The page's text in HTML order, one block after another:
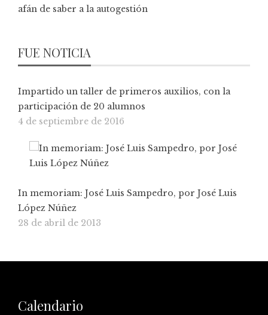
afán de saber a la autogestión
FUE NOTICIA
Impartido un taller de primeros auxilios, con la
participación de 20 alumnos
4 de septiembre de 2016
In memoriam: José Luis Sampedro, por José Luis
López Núñez
28 de abril de 2013
Calendario